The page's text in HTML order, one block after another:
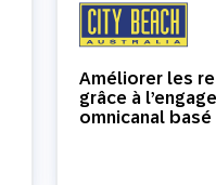
Améliorer les
grâce à
omnicanal basé